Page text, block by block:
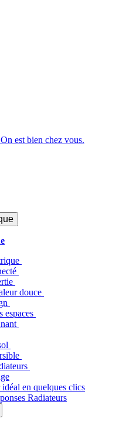
On est bien chez vous.
douce
espaces
en quelques clics
Radiateurs